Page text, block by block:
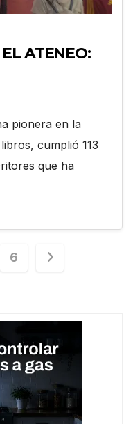
ATENEO:
pionera en la
cumplió 113
que ha
6